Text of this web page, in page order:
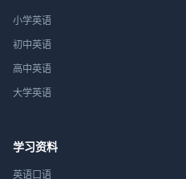
小学英语
初中英语
高中英语
大学英语
学习资料
英语口语